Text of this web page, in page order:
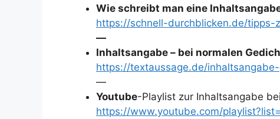
Wie schreibt man eine
https://schnell-durchblicken.de/
—
Inhaltsangabe – bei normalen
https://textaussage.de/
—
Youtube-Playlist zur Inhaltsangabe
https://www.youtube.com/